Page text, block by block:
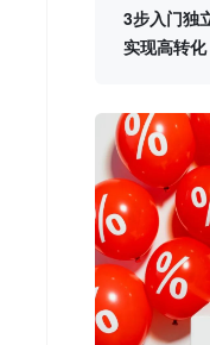
3步入门独
实现高转化